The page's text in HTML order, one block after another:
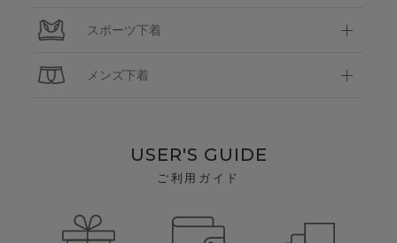
スポーツ下着
メンズ下着
USER'S GUIDE
ご利用ガイド